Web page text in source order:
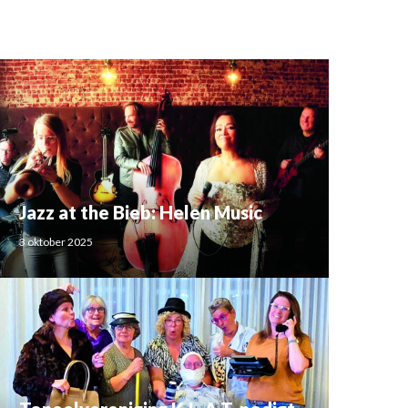
Jazz at the Bieb: Helen Music
3 oktober 2025